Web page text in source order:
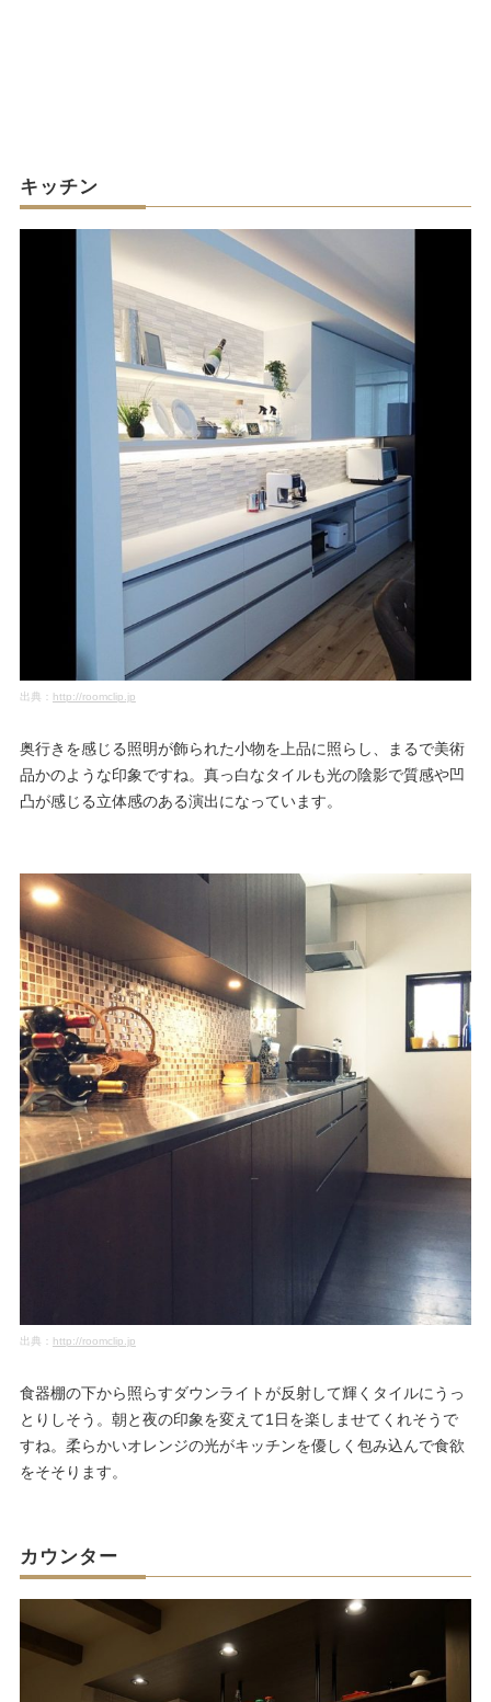
キッチン
出典： http://roomclip.jp
奥行きを感じる照明が飾られた小物を上品に照らし、まるで美術
品かのような印象ですね。真っ白なタイルも光の陰影で質感や凹
凸が感じる立体感のある演出になっています。
出典： http://roomclip.jp
食器棚の下から照らすダウンライトが反射して輝くタイルにうっ
とりしそう。朝と夜の印象を変えて1日を楽しませてくれそうで
すね。柔らかいオレンジの光がキッチンを優しく包み込んで食欲
をそそります。
カウンター